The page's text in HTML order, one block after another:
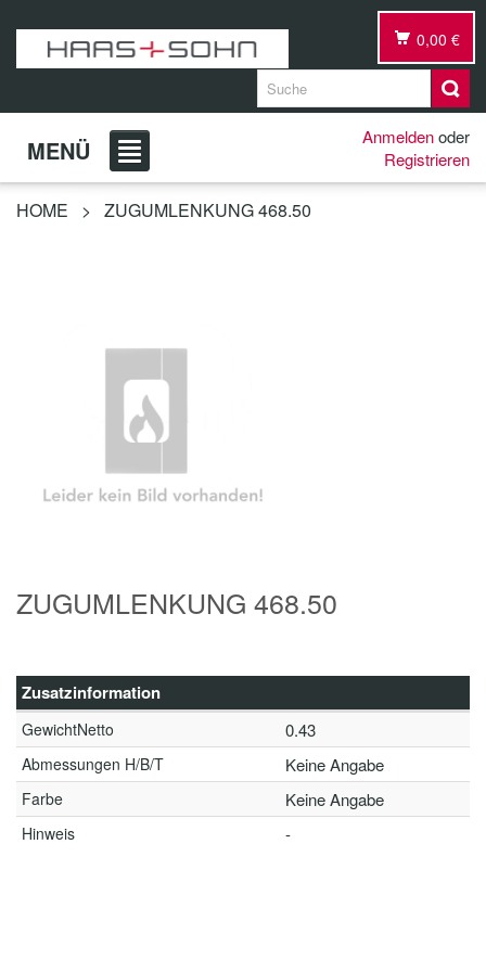
0,00 €
MENÜ Anmeldenoder
Registrieren
HOME > ZUGUMLENKUNG 468.50
ZUGUMLENKUNG 468.50
Zusatzinformation
GewichtNetto 0.43
Abmessungen H/B/T Keine Angabe
Farbe Keine Angabe
Hinweis -